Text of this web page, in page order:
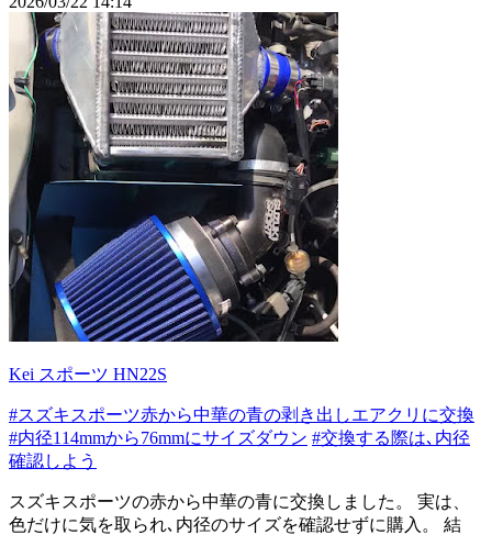
Kei スポーツ HN22S
#スズキスポーツ赤から中華の青の剥き出しエアクリに交換
#内径114mmから76mmにサイズダウン #交換する際は､内径
確認しよう
スズキスポーツの赤から中華の青に交換しました。 実は、
色だけに気を取られ､内径のサイズを確認せずに購入。 結